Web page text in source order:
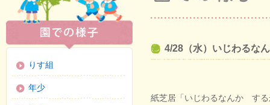
4/28（水）いじわるな
紙芝居「いじわるなんか する
りす組
年少